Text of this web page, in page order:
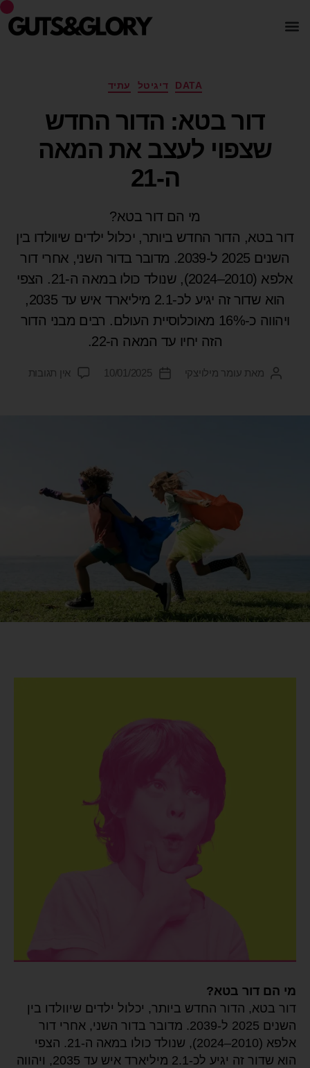
DATA דיגיטל עתיד
דור בטא: הדור החדש
שצפוי לעצב את המאה
ה-21
מי הם דור בטא?
דור בטא, הדור החדש ביותר, יכלול ילדים שיוולדו בין
השנים 2025 ל-2039. מדובר בדור השני, אחרי דור
אלפא (2010–2024), שנולד כולו במאה ה-21. הצפי
הוא שדור זה יגיע לכ-2.1 מיליארד איש עד 2035,
ויהווה כ-16% מאוכלוסיית העולם. רבים מבני הדור
הזה יחיו עד המאה ה-22.
מאת עומר מילויצקי 10/01/2025 אין תגובות
מי הם דור בטא?
דור בטא, הדור החדש ביותר, יכלול ילדים שיוולדו בין
השנים 2025 ל-2039. מדובר בדור השני, אחרי דור
אלפא (2010–2024), שנולד כולו במאה ה-21. הצפי
הוא שדור זה יגיע לכ-2.1 מיליארד איש עד 2035, ויהווה